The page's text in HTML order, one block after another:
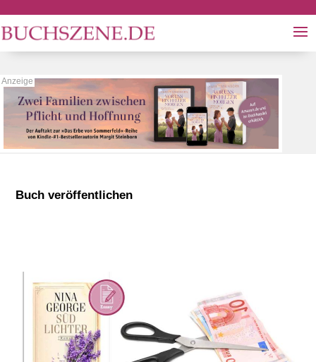
Buch veröffentlichen